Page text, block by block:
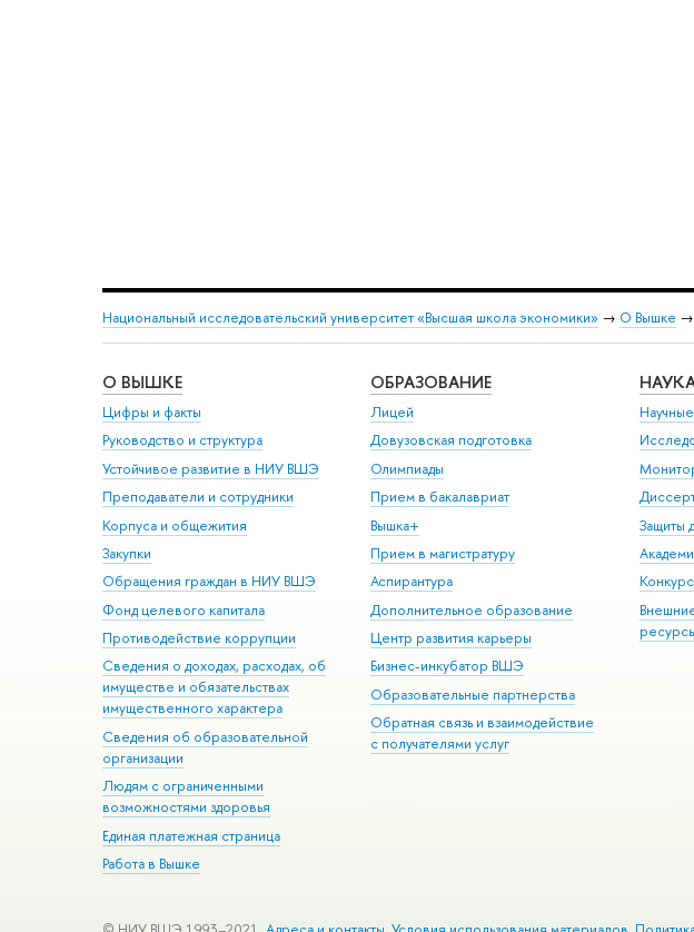
Национальный исследовательский университет «Высшая школа экономики» → О Вышке →
О ВЫШКЕ
Цифры и факты
Руководство и структура
Устойчивое развитие в НИУ ВШЭ
Преподаватели и сотрудники
Корпуса и общежития
Закупки
Обращения граждан в НИУ ВШЭ
Фонд целевого капитала
Противодействие коррупции
Сведения о доходах, расходах, об
имуществе и обязательствах
имущественного характера
Сведения об образовательной
организации
Людям с ограниченными
возможностями здоровья
Единая платежная страница
Работа в Вышке
ОБРАЗОВАНИЕ
Лицей
Довузовская подготовка
Олимпиады
Прием в бакалавриат
Вышка+
Прием в магистратуру
Аспирантура
Дополнительное образование
Центр развития карьеры
Бизнес-инкубатор ВШЭ
Образовательные партнерства
Обратная связь и взаимодействие
с получателями услуг
Защиты